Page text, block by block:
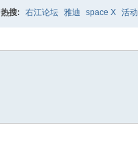
热搜: 右江论坛 雅迪 space X 活动